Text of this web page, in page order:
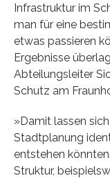
Infrastruktur im
man für eine
etwas passieren
Ergebnisse
Abteilungsleiter
Schutz am
»Damit lassen
Stadtplanung
entstehen
Struktur,